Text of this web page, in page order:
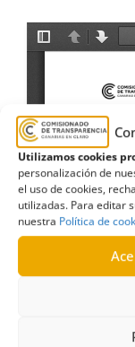
Utilizamos cookies
personalización de
el uso de cookies,
utilizadas. Para editar
nuestra Política de